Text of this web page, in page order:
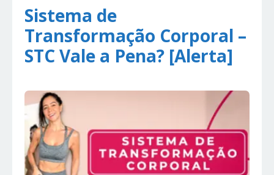
Sistema de
Transformação Corporal –
STC Vale a Pena? [Alerta]